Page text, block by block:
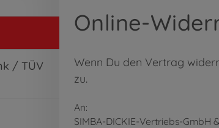
/ TÜV
Online-
Wenn Du den Vertrag
zu.
An:
SIMBA-DICKIE-Vertriebs-GmbH